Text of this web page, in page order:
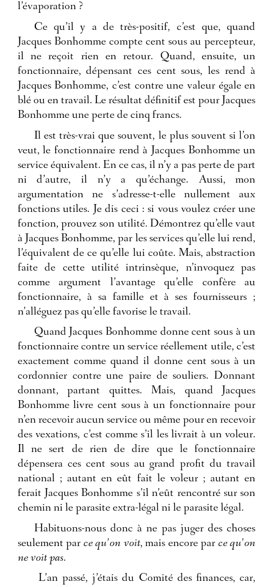
l’évaporation ?
Ce qu’il y a de très-positif, c’est que, quand
Jacques Bonhomme compte cent sous au percepteur,
il ne reçoit rien en retour. Quand, ensuite, un
fonctionnaire, dépensant ces cent sous, les rend à
Jacques Bonhomme, c’est contre une valeur égale en
blé ou en travail. Le résultat définitif est pour Jacques
Bonhomme une perte de cinq francs.
Il est très-vrai que souvent, le plus souvent si l’on
veut, le fonctionnaire rend à Jacques Bonhomme un
service équivalent. En ce cas, il n’y a pas perte de part
ni d’autre, il n’y a qu’échange. Aussi, mon
argumentation ne s’adresse-t-elle nullement aux
fonctions utiles. Je dis ceci : si vous voulez créer une
fonction, prouvez son utilité. Démontrez qu’elle vaut
à Jacques Bonhomme, par les services qu’elle lui rend,
l’équivalent de ce qu’elle lui coûte. Mais, abstraction
faite de cette utilité intrinsèque, n’invoquez pas
comme argument l’avantage qu’elle confère au
fonctionnaire, à sa famille et à ses fournisseurs ;
n’alléguez pas qu’elle favorise le travail.
Quand Jacques Bonhomme donne cent sous à un
fonctionnaire contre un service réellement utile, c’est
exactement comme quand il donne cent sous à un
cordonnier contre une paire de souliers. Donnant
donnant, partant quittes. Mais, quand Jacques
Bonhomme livre cent sous à un fonctionnaire pour
n’en recevoir aucun service ou même pour en recevoir
des vexations, c’est comme s’il les livrait à un voleur.
Il ne sert de rien de dire que le fonctionnaire
dépensera ces cent sous au grand profit du travail
national ; autant en eût fait le voleur ; autant en
ferait Jacques Bonhomme s’il n’eût rencontré sur son
chemin ni le parasite extra-légal ni le parasite légal.
Habituons-nous donc à ne pas juger des choses
seulement par ce qu’on voit, mais encore par ce qu’on
ne voit pas.
L’an passé, j’étais du Comité des finances, car,